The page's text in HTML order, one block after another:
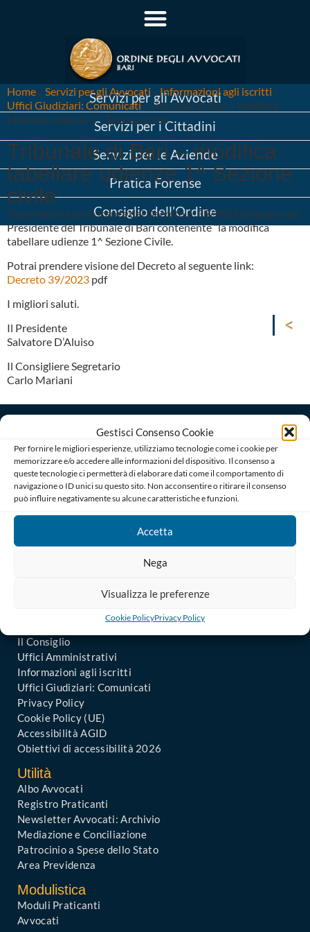
Gestisci Consenso Cookie
Per fornire le migliori esperienze, utilizziamo tecnologie come i cookie per
memorizzare e/o accedere alle informazioni del dispositivo. Il consenso a
queste tecnologie ci permetterà di elaborare dati come il comportamento di
navigazione o ID unici su questo sito. Non acconsentire o ritirare il consenso
può influire negativamente su alcune caratteristiche e funzioni.
Accetta
Nega
Visualizza le preferenze
Cookie PolicyPrivacy Policy
Servizi per gli Avvocati
Servizi per i Cittadini
Servizi per le Aziende
Pratica Forense
Consiglio dell’Ordine
Home » Servizi per gli Avvocati » Informazioni agli iscritti »
Uffici Giudiziari: Comunicati» Tribunale di Bari – modifica
tabellare udienze 1^ Sezione civile
Tribunale di Bari – modifica
tabellare udienze 1^ Sezione
civile
Ti portiamo a conoscenza del Decreto n. 39/2023 emanato dal
Presidente del Tribunale di Bari contenente “la modifica
tabellare udienze 1^ Sezione Civile.
Potrai prendere visione del Decreto al seguente link:
Decreto 39/2023 pdf
I migliori saluti.
Il Presidente
Salvatore D’Aluiso
Il Consigliere Segretario
Carlo Mariani
Ordine degli Avvocati di Bari
Codice Fiscale: 80019470725
Codice univoco di Fatturazione: UFGAKA
ordine@avvocatibari.legalmail.it
Il Consiglio
Uffici Amministrativi
Informazioni agli iscritti
Uffici Giudiziari: Comunicati
Privacy Policy
Cookie Policy (UE)
Accessibilità AGID
Obiettivi di accessibilità 2026
Utilità
Albo Avvocati
Registro Praticanti
Newsletter Avvocati: Archivio
Mediazione e Conciliazione
Patrocinio a Spese dello Stato
Area Previdenza
Modulistica
Moduli Praticanti
Avvocati